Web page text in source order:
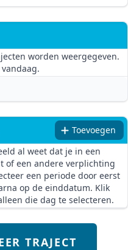
worden weergegeven.
Toevoegen
al weet dat je in een
of een andere verplichting
een periode door eerst
op de einddatum. Klik
die dag te selecteren.
TRAJECT